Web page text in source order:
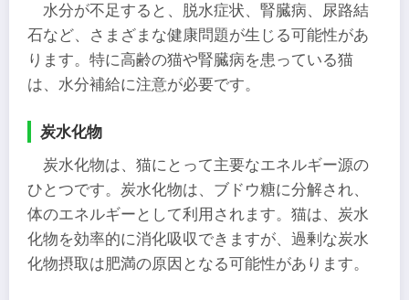
水分が不足すると、脱水症状、腎臓病、尿路結
石など、さまざまな健康問題が生じる可能性があ
ります。特に高齢の猫や腎臓病を患っている猫
は、水分補給に注意が必要です。
炭水化物
炭水化物は、猫にとって主要なエネルギー源の
ひとつです。炭水化物は、ブドウ糖に分解され、
体のエネルギーとして利用されます。猫は、炭水
化物を効率的に消化吸収できますが、過剰な炭水
化物摂取は肥満の原因となる可能性があります。